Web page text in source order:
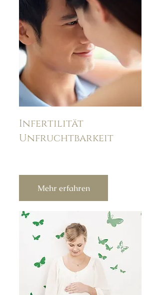
Infertilität
Unfruchtbarkeit
Mehr erfahren